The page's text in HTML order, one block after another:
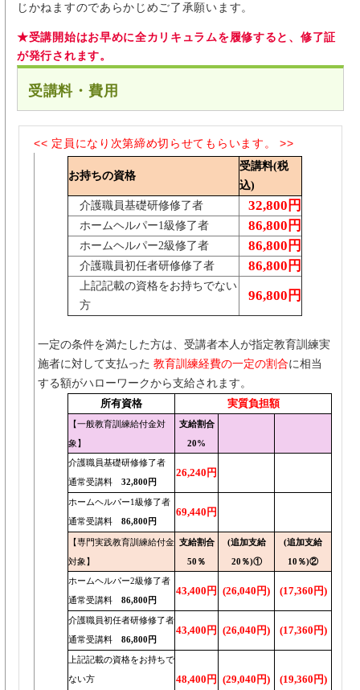
じかねますのであらかじめご了承願います。
★受講開始はお早めに全カリキュラムを履修すると、修了証
が発行されます。
受講料・費用
<< 定員になり次第締め切らせてもらいます。 >>
お持ちの資格
受講料(税
込)
介護職員基礎研修修了者
32,800円
ホームヘルパー1級修了者 86,800円
ホームヘルパー2級修了者 86,800円
介護職員初任者研修修了者 86,800円
上記記載の資格をお持ちでない
方
96,800円
一定の条件を満たした方は、受講者本人が指定教育訓練実
施者に対して支払った 教育訓練経費の一定の割合に相当
する額がハローワークから支給されます。
所有資格
実質負担額
【一般教育訓練給付金対
象】
支給割合
20%
介護職員基礎研修修了者
通常受講料 32,800円
26,240円
ホームヘルパー1級修了者
通常受講料 86,800円
69,440円
【専門実践教育訓練給付金
対象】
支給割合
50％
(追加支給
20％)①
(追加支給
10％)②
ホームヘルパー2級修了者
通常受講料 86,800円
43,400円 (26,040円) (17,360円)
介護職員初任者研修修了者
通常受講料 86,800円
43,400円 (26,040円) (17,360円)
上記記載の資格をお持ちで
ない方 48,400円 (29,040円) (19,360円)